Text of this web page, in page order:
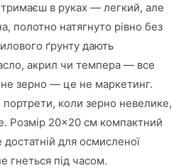
в руках — легкий, але
полотно натягнуто рівно без
ґрунту дають
акрил чи темпера — все
зерно — це не маркетинг.
коли зерно невелике,
Розмір 20×20 см компактний
для осмисленої
гнеться під часом.